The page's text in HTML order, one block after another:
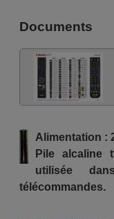
Documents
Alimentation :
Pile alcaline
utilisée
télécommandes.